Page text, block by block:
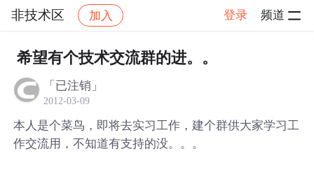
非技术区 加入 登录 频道
社区 非技术区 帖子详情
希望有个技术交流群的进。。
「已注销」
2012-03-09
本人是个菜鸟，即将去实习工作，建个群供大家学习工
作交流用，不知道有支持的没。。。